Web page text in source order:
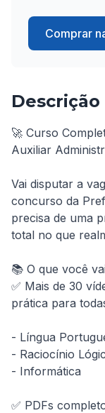
Comprar
🚀 Curso
Auxiliar
Vai disputar a
concurso da
precisa de uma
total no que
📚 O que você
✅ Mais de 30
prática para
- Língua
- Raciocínio
- Informática
✅ PDFs